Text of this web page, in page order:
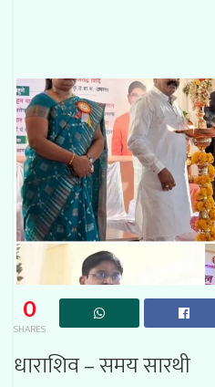
0
SHARES
धाराशिव – समय सारथी